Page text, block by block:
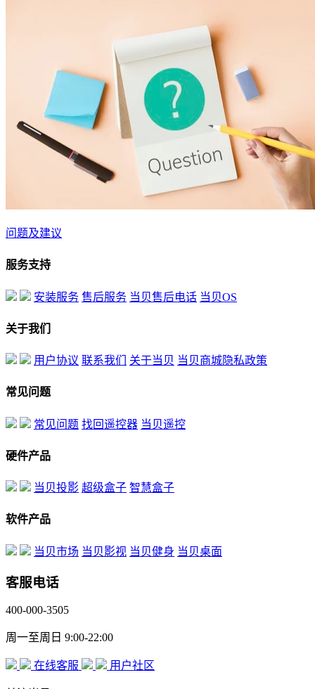
问题及建议
服务支持
安装服务 售后服务 当贝售后电话 当贝OS
关于我们
用户协议 联系我们 关于当贝 当贝商城隐私政策
常见问题
常见问题 找回遥控器 当贝遥控
硬件产品
当贝投影 超级盒子 智慧盒子
软件产品
当贝市场 当贝影视 当贝健身 当贝桌面
客服电话
400-000-3505
周一至周日 9:00-22:00
在线客服 用户社区